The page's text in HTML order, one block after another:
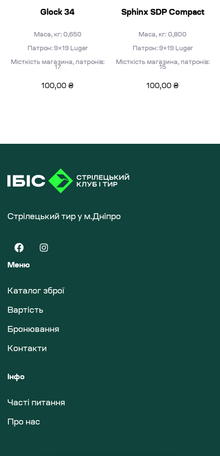
Glock 34
Маса, кг: 0,650
Патрон: 9×19 Luger
Місткість магазина, патронів:
17
100,00 ₴
Sphinx SDP Compact
Маса, кг: 0,800
Патрон: 9×19 Luger
Місткість магазина, патронів:
15
100,00 ₴
Стрілецький тир у м.Дніпро
Меню
Каталог зброї
Вартість
Бронювання
Контакти
Інфо
Часті питання
Про нас